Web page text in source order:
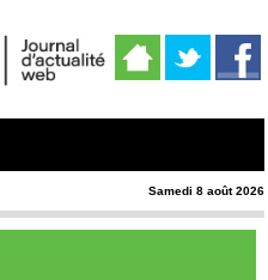
Samedi 8 août 2026